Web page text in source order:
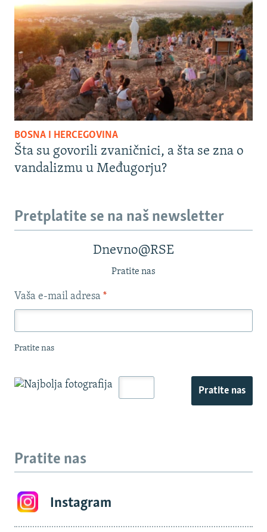
BOSNA I HERCEGOVINA
Šta su govorili zvaničnici, a šta se zna o
vandalizmu u Međugorju?
Pretplatite se na naš newsletter
Dnevno@RSE
Pratite nas
Vaša e-mail adresa *
Pratite nas
Pratite nas
Pratite nas
Instagram